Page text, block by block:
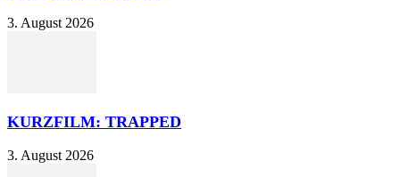
3. August 2026
KURZFILM: TRAPPED
3. August 2026